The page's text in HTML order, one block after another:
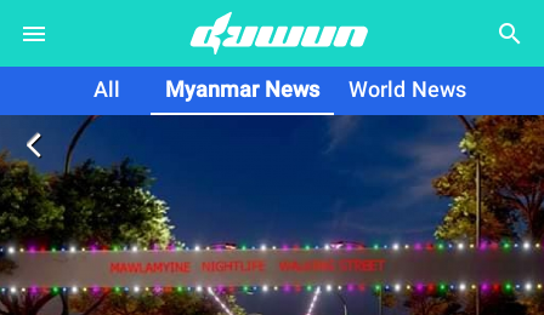
search
All Myanmar News World News
arrow_back_ios